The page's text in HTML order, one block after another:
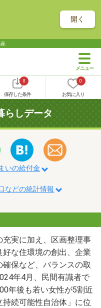
開く
0
保存した条件
0
お気に入り
らしデータ
いの給付金
などの統計情報
実に加え、区画整理事
な住環境の創出、企業
保など、バランスの取
年4月、民間有識者で
年後も若い女性が5割近
続可能性自治体」に位